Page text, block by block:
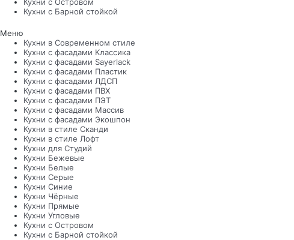
Кухни с Островом
Кухни с Барной стойкой
Меню
Кухни в Современном стиле
Кухни с фасадами Классика
Кухни с фасадами Sayerlack
Кухни с фасадами Пластик
Кухни с фасадами ЛДСП
Кухни с фасадами ПВХ
Кухни с фасадами ПЭТ
Кухни с фасадами Массив
Кухни с фасадами Экошпон
Кухни в стиле Сканди
Кухни в стиле Лофт
Кухни для Студий
Кухни Бежевые
Кухни Белые
Кухни Серые
Кухни Синие
Кухни Чёрные
Кухни Прямые
Кухни Угловые
Кухни с Островом
Кухни с Барной стойкой